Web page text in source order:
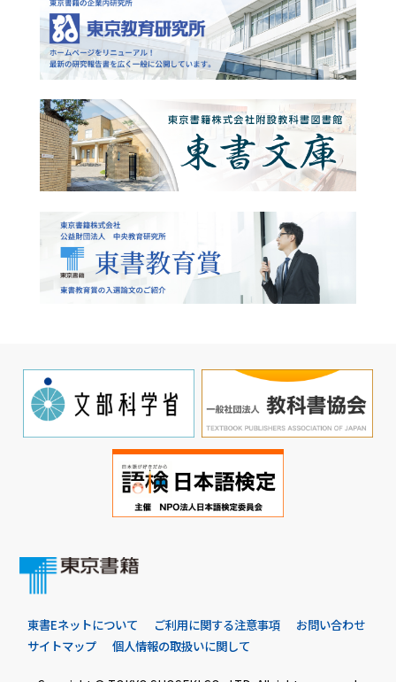
東書Eネットについて ご利用に関する注意事項
お問い合わせ
サイトマップ
個人情報の取扱いに関して